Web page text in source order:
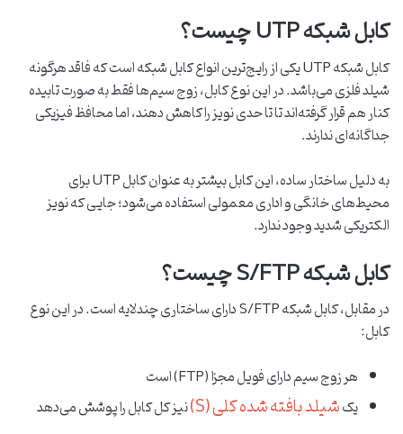
کابل شبکه UTP چیست؟
کابل شبکه UTP یکی از رایج‌ترین انواع کابل شبکه است که فاقد هرگونه
شیلد فلزی می‌باشد. در این نوع کابل، زوج ‌سیم‌ها فقط به‌ صورت تابیده
کنار هم قرار گرفته‌اند تا تا حدی نویز را کاهش دهند، اما محافظ فیزیکی
جداگانه‌ای ندارند.
به دلیل ساختار ساده، این کابل بیشتر به‌ عنوان کابل UTP برای
محیط‌های خانگی و اداری معمولی استفاده می‌شود؛ جایی که نویز
الکتریکی شدید وجود ندارد.
کابل شبکه S/FTP چیست؟
در مقابل، کابل شبکه S/FTP دارای ساختاری چندلایه است. در این نوع
کابل:
هر زوج‌ سیم دارای فویل مجزا (FTP) است
یکشیلد بافته‌ شده کلی (S)
نیز کل کابل را پوشش می‌دهد